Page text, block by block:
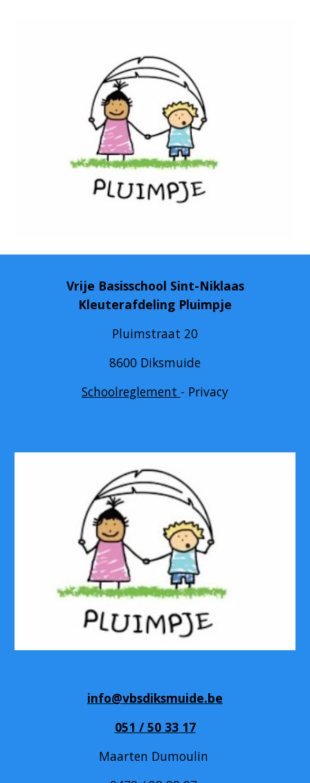
Vrije Basisschool Sint-Niklaas
Kleuterafdeling Pluimpje
Pluimstraat 20
8600 Diksmuide
Schoolreglement - Privacy
info@vbsdiksmuide.be
051 / 50 3317
Maarten Dumoulin